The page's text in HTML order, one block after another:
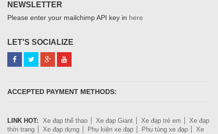
NEWSLETTER
Please enter your mailchimp API key in here
LET'S SOCIALIZE
ACCEPTED PAYMENT METHODS:
LINK HOT: Xe đạp thể thao Xe đạp Giant Xe đạp trẻ em
Xe đạp
thời trang
Xe đạp dựng Phụ kiện xe đạp Phụ tùng xe đạp
Xe